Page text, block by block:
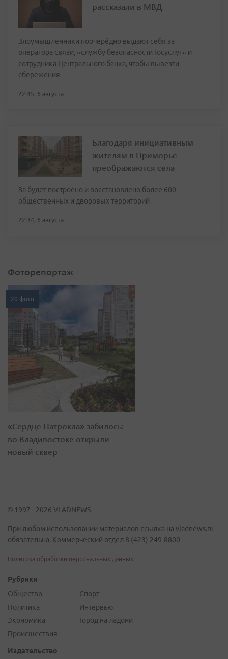
рассказали в МВД
Злоумышленники поочерёдно выдают себя за
оператора связи, «службу безопасности Госуслуг» и
сотрудника Центрального банка, чтобы вывезти
сбережения
22:45, 6 августа
Благодаря инициативным
жителям в Приморье
преображаются села
За будет построено и восстановлено более 600
общественных и дворовых территорий
22:34, 6 августа
Фоторепортаж
20 фото
«Сердце Патрокла» забилось:
во Владивостоке открыли
новый сквер
© 1997 - 2026 VLADNEWS
При любом использовании материалов ссылка на vladnews.ru
обязательна. Коммерческий отдел 8 (423) 249-8800
Политика обработки персональных данных
Рубрики
Общество
Политика
Экономика
Происшествия
Спорт
Интервью
Город на ладони
Издательство